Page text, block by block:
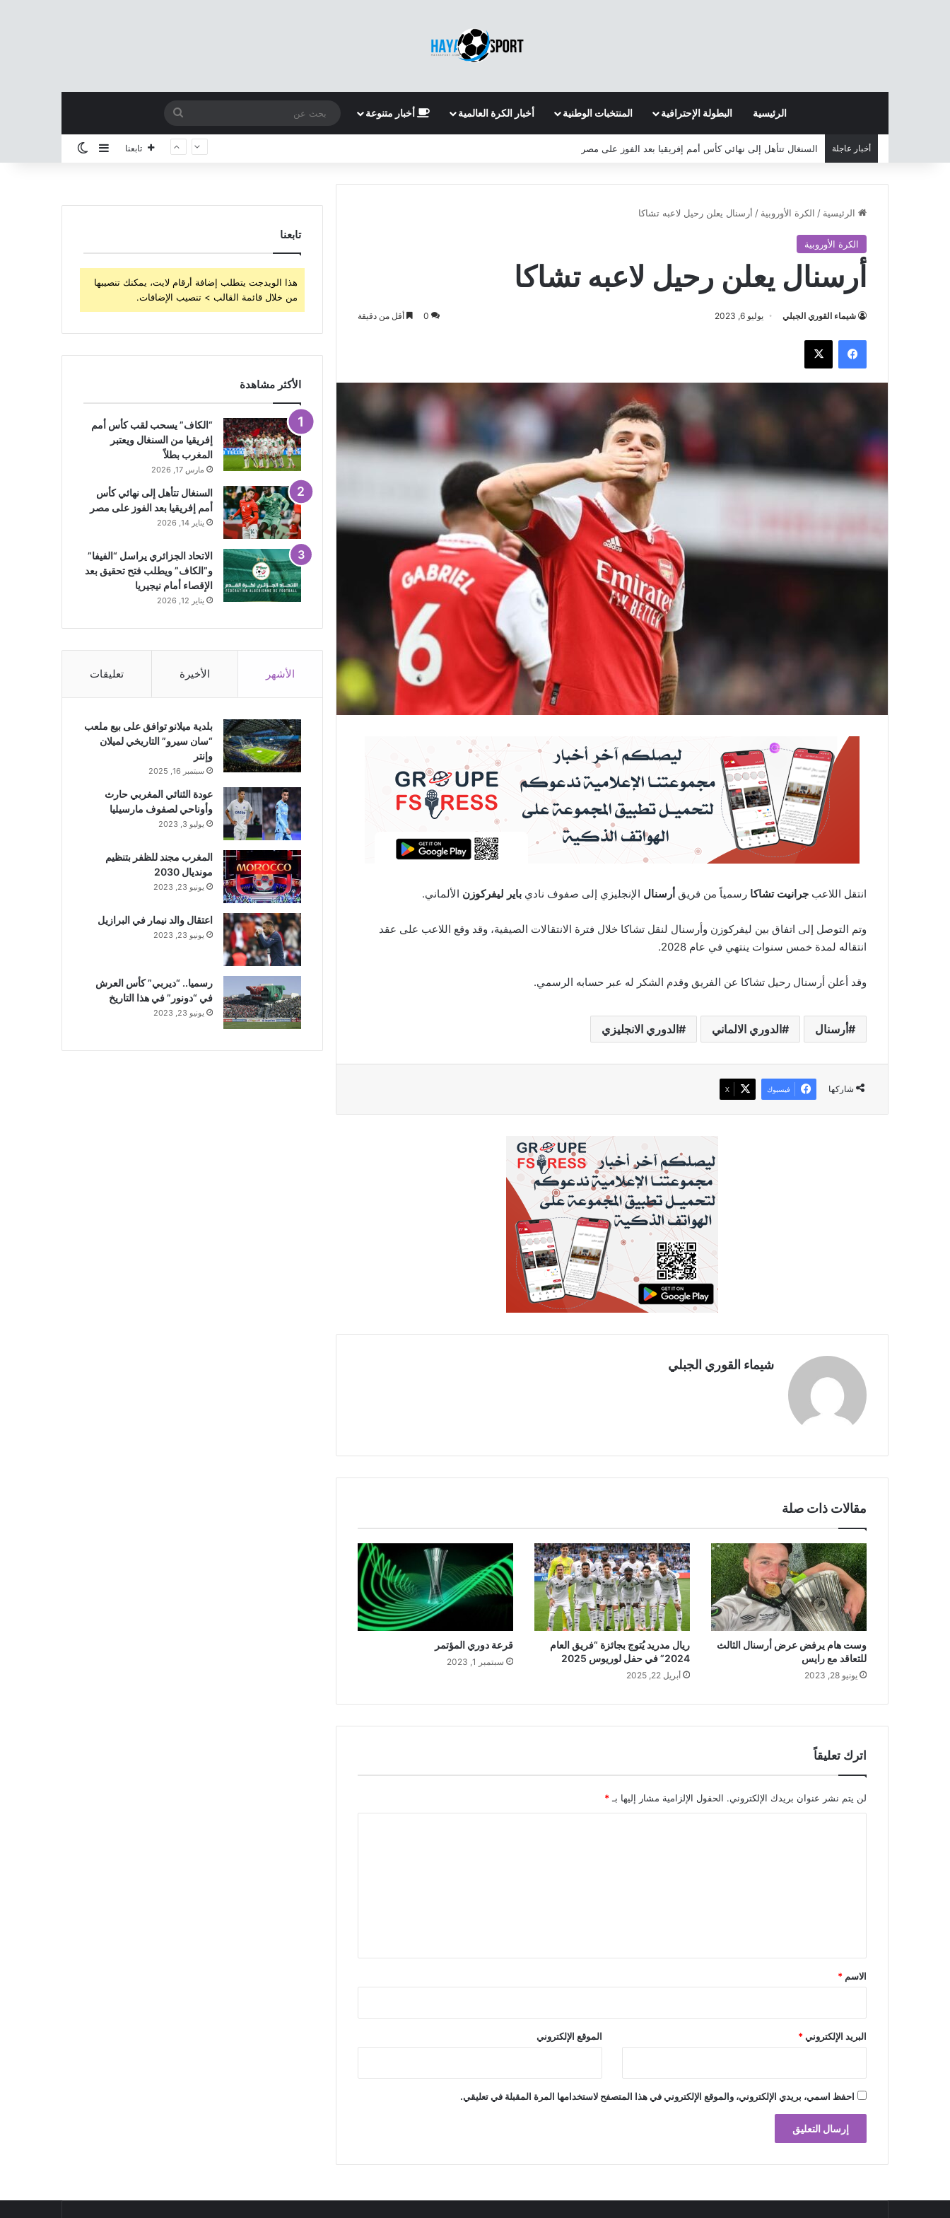
الرئيسية البطولة الإحترافية المنتخبات الوطنية أخبار الكرة العالمية أخبار متنوعة
بحث
عن
أخبار عاجلة السنغال تتأهل إلى نهائي كأس أمم إفريقيا بعد الفوز على مصر تابعنا إضافة عمود جانبي
الوضع المظلم
الرئيسية / الكرة الأوروبية / أرسنال يعلن رحيل لاعبه تشاكا
الكرة الأوروبية
أرسنال يعلن رحيل لاعبه تشاكا
شيماء القوري الجبلي يوليو 6, 2023 0 أقل من دقيقة
فيسبوك ‫X
انتقل اللاعب جرانيت تشاكا رسمياً من فريق أرسنال الإنجليزي إلى صفوف نادي باير ليفركوزن الألماني.
وتم التوصل إلى اتفاق بين ليفركوزن وأرسنال لنقل تشاكا خلال فترة الانتقالات الصيفية، وقد وقع اللاعب على عقد
انتقاله لمدة خمس سنوات ينتهي في عام 2028.
وقد أعلن أرسنال رحيل تشاكا عن الفريق وقدم الشكر له عبر حسابه الرسمي.
أرسنال الدوري الالماني الدوري الانجليزي
شاركها فيسبوك ‫X
شيماء القوري الجبلي
مقالات ذات صلة
وست هام يرفض عرض أرسنال الثالث
للتعاقد مع رايس
يونيو 28, 2023
ريال مدريد يُتوج بجائزة “فريق العام
2024” في حفل لوريوس 2025
أبريل 22, 2025
قرعة دوري المؤتمر
سبتمبر 1, 2023
اترك تعليقاً
لن يتم نشر عنوان بريدك الإلكتروني. الحقول الإلزامية مشار إليها بـ *
*
الاسم *
البريد الإلكتروني* الموقع الإلكتروني
احفظ اسمي، بريدي الإلكتروني، والموقع الإلكتروني في هذا المتصفح لاستخدامها المرة المقبلة في تعليقي.
تابعنا
هذا الويدجت يتطلب إضافة أرقام لايت، يمكنك تنصيبها
من خلال قائمة القالب > تنصيب الإضافات.
الأكثر مشاهدة
“الكاف” يسحب لقب كأس أمم
إفريقيا من السنغال ويعتبر
المغرب بطلاً
مارس 17, 2026
السنغال تتأهل إلى نهائي كأس
أمم إفريقيا بعد الفوز على مصر
يناير 14, 2026
الاتحاد الجزائري يراسل “الفيفا”
و”الكاف” ويطلب فتح تحقيق بعد
الإقصاء أمام نيجيريا
يناير 12, 2026
الأشهر الأخيرة تعليقات
بلدية ميلانو توافق على بيع ملعب
“سان سيرو” التاريخي لميلان
وإنتر
سبتمبر 16, 2025
عودة الثنائي المغربي حارث
وأوناحي لصفوف مارسيليا
يوليو 3, 2023
المغرب مجند للظفر بتنظيم
مونديال 2030
يونيو 23, 2023
اعتقال والد نيمار في البرازيل
يونيو 23, 2023
رسميا.. “ديربي” كأس العرش
في “دونور” في هذا التاريخ
يونيو 23, 2023